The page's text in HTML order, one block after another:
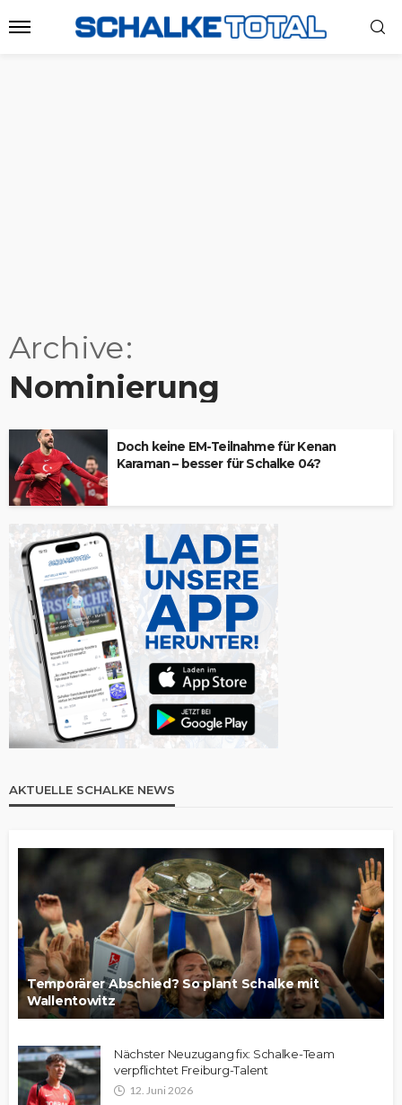
Archive
Nominierung
Doch keine EM-Teilnahme für Kenan
Karaman – besser für Schalke 04?
AKTUELLE SCHALKE NEWS
Temporärer Abschied? So plant Schalke mit
Wallentowitz
Nächster Neuzugang fix: Schalke-Team
verpflichtet Freiburg-Talent
12. Juni 2026